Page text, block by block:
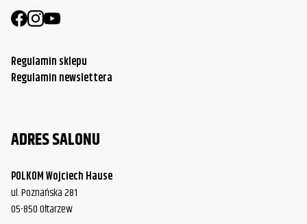
Regulamin sklepu
Regulamin newslettera
ADRES SALONU
POLKOM Wojciech Hause
ul. Poznańska 281
05-850 Ołtarzew